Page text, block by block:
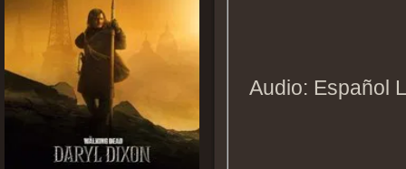
Audio: Español